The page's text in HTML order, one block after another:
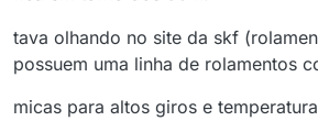
tava olhando no site da skf
possuem uma linha de rolamentos
micas para altos giros e